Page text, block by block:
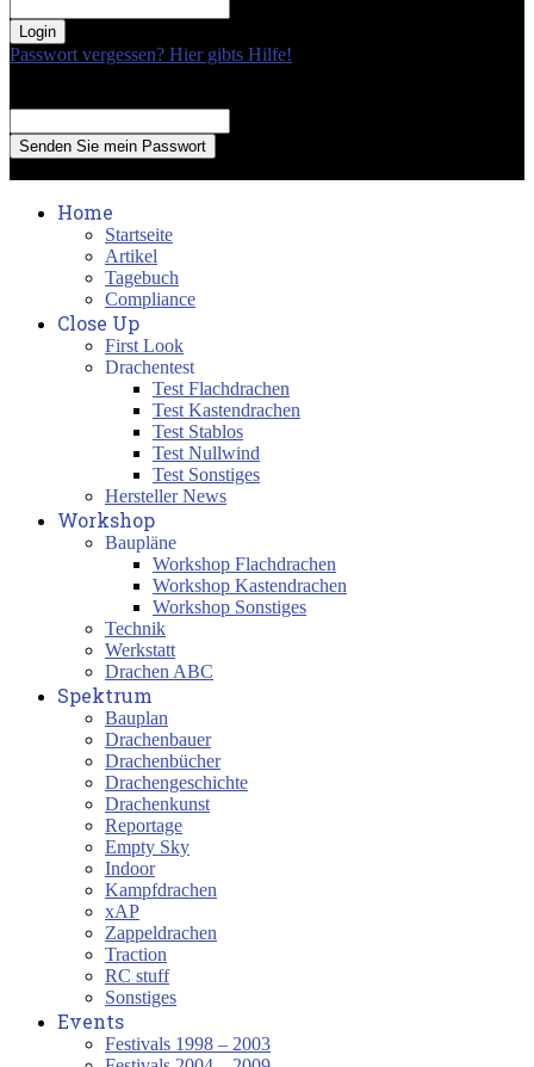
Passwort vergessen? Hier gibts Hilfe!
Home
Startseite
Artikel
Tagebuch
Compliance
Close Up
First Look
Drachentest
Test Flachdrachen
Test Kastendrachen
Test Stablos
Test Nullwind
Test Sonstiges
Hersteller News
Workshop
Baupläne
Workshop Flachdrachen
Workshop Kastendrachen
Workshop Sonstiges
Technik
Werkstatt
Drachen ABC
Spektrum
Bauplan
Drachenbauer
Drachenbücher
Drachengeschichte
Drachenkunst
Reportage
Empty Sky
Indoor
Kampfdrachen
xAP
Zappeldrachen
Traction
RC stuff
Sonstiges
Events
Festivals 1998 – 2003